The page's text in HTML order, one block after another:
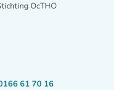
OcTHO
61 70 16